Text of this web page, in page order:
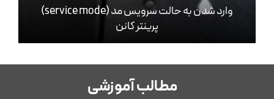
وارد شدن به حالت سرویس مد (service mode)
پرینتر کانن
مطالب آموزشی